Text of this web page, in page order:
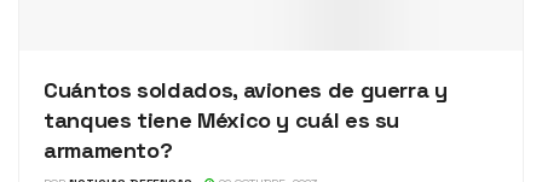
Cuántos soldados, aviones de guerra y
tanques tiene México y cuál es su
armamento?